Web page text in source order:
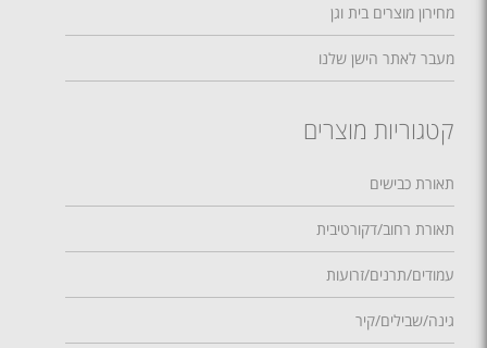
מחירון מוצרים בית וגן
מעבר לאתר הישן שלנו
קטגוריות מוצרים
תאורת כבישים
תאורת רחוב/דקורטיבית
עמודים/תרנים/זרועות
גינה/שבילים/קיר